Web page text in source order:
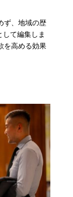
ず、地域の歴
して編集しま
を高める効果